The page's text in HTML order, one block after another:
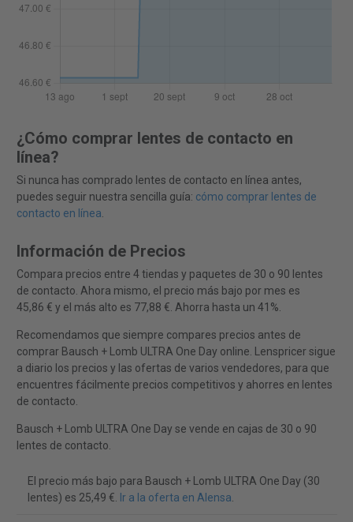
¿Cómo comprar lentes de contacto en
línea?
Si nunca has comprado lentes de contacto en línea antes,
puedes seguir nuestra sencilla guía: cómo comprar lentes de
contacto en línea.
Información de Precios
Compara precios entre 4 tiendas y paquetes de 30 o 90 lentes
de contacto. Ahora mismo, el precio más bajo por mes es
45,86 € y el más alto es 77,88 €. Ahorra hasta un 41%.
Recomendamos que siempre compares precios antes de
comprar Bausch + Lomb ULTRA One Day online. Lenspricer sigue
a diario los precios y las ofertas de varios vendedores, para que
encuentres fácilmente precios competitivos y ahorres en lentes
de contacto.
Bausch + Lomb ULTRA One Day se vende en cajas de 30 o 90
lentes de contacto.
El precio más bajo para Bausch + Lomb ULTRA One Day (30
lentes) es 25,49 €. Ir a la oferta en Alensa.